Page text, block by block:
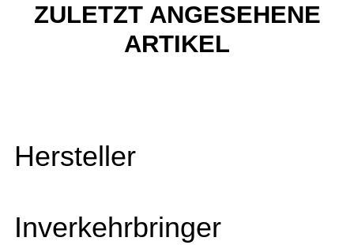
ZULETZT ANGESEHENE
ARTIKEL
Hersteller
Inverkehrbringer